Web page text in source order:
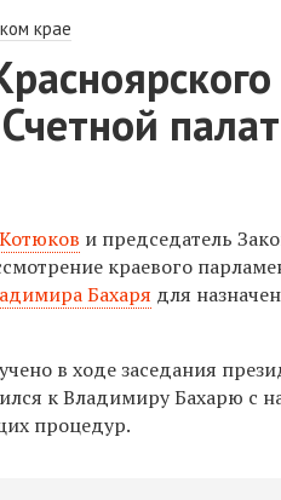
крае
и председатель
краевого
Бахаря для
в ходе заседания
к Владимиру Бахарю с
процедур.